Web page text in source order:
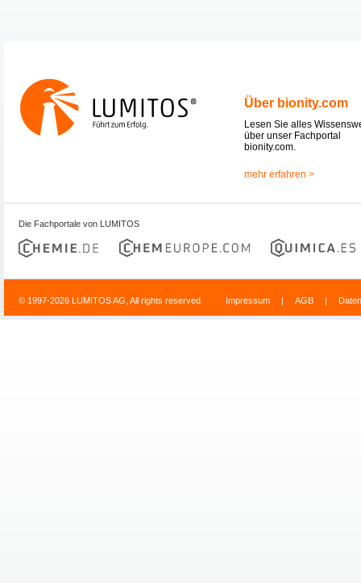
Über bionity.com
Lesen Sie alles
über unser Fachportal
bionity.com.
mehr erfahren >
Die Fachportale von LUMITOS
© 1997-2026 LUMITOS AG, All rights reserved Impressum | AGB |